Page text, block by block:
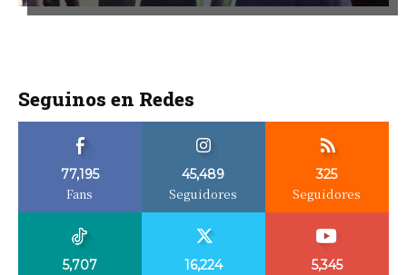
Seguinos en Redes
77,195
Fans
45,489
Seguidores
325
Seguidores
5,707 16,224 5,345